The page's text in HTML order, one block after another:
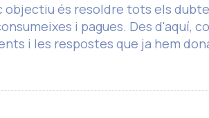
objectiu és resoldre tots els
i pagues. Des d'aquí,
i les respostes que ja hem